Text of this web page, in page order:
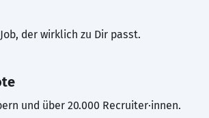
der wirklich zu Dir passt.
und über 20.000 Recruiter·innen.